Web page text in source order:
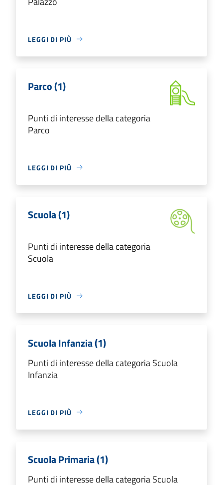
LEGGI DI PIÙ
Parco (1)
Punti di interesse della categoria
Parco
LEGGI DI PIÙ
Scuola (1)
Punti di interesse della categoria
Scuola
LEGGI DI PIÙ
Scuola Infanzia (1)
Punti di interesse della categoria Scuola
Infanzia
LEGGI DI PIÙ
Scuola Primaria (1)
Punti di interesse della categoria Scuola